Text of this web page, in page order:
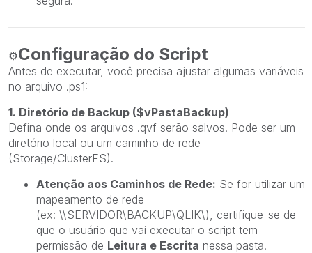
⚙️Configuração do Script
Antes de executar, você precisa ajustar algumas variáveis
no arquivo .ps1:
1. Diretório de Backup ($vPastaBackup)
Defina onde os arquivos .qvf serão salvos. Pode ser um
diretório local ou um caminho de rede
(Storage/ClusterFS).
Atenção aos Caminhos de Rede: Se for utilizar um
mapeamento de rede
(ex: \\SERVIDOR\BACKUP\QLIK\), certifique-se de
que o usuário que vai executar o script tem
permissão de Leitura e Escrita nessa pasta.